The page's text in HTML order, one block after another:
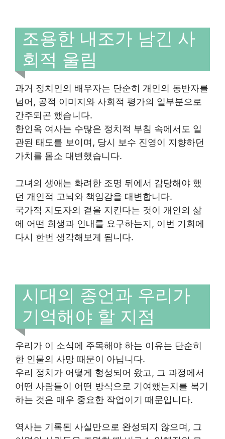
조용한 내조가 남긴 사
회적 울림
과거 정치인의 배우자는 단순히 개인의 동반자를
넘어, 공적 이미지와 사회적 평가의 일부분으로
간주되곤 했습니다.
한인옥 여사는 수많은 정치적 부침 속에서도 일
관된 태도를 보이며, 당시 보수 진영이 지향하던
가치를 몸소 대변했습니다.
그녀의 생애는 화려한 조명 뒤에서 감당해야 했
던 개인적 고뇌와 책임감을 대변합니다.
국가적 지도자의 곁을 지킨다는 것이 개인의 삶
에 어떤 희생과 인내를 요구하는지, 이번 기회에
다시 한번 생각해보게 됩니다.
시대의 종언과 우리가
기억해야 할 지점
우리가 이 소식에 주목해야 하는 이유는 단순히
한 인물의 사망 때문이 아닙니다.
우리 정치가 어떻게 형성되어 왔고, 그 과정에서
어떤 사람들이 어떤 방식으로 기여했는지를 복기
하는 것은 매우 중요한 작업이기 때문입니다.
역사는 기록된 사실만으로 완성되지 않으며, 그